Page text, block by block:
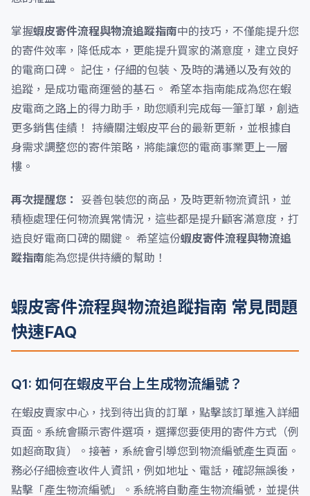
掌握蝦皮寄件流程與物流追蹤指南中的技巧，不僅能提升您
的寄件效率，降低成本，更能提升買家的滿意度，建立良好
的電商口碑。 記住，仔細的包裝、及時的溝通以及有效的
追蹤，是成功電商運營的基石。 希望本指南能成為您在蝦
皮電商之路上的得力助手，助您順利完成每一筆訂單，創造
更多銷售佳績！ 持續關注蝦皮平台的最新更新，並根據自
身需求調整您的寄件策略，將能讓您的電商事業更上一層
樓。
再次提醒您：
妥善包裝您的商品，及時更新物流資訊，並
積極處理任何物流異常情況，這些都是提升顧客滿意度，打
造良好電商口碑的關鍵。 希望這份蝦皮寄件流程與物流追
蹤指南能為您提供持續的幫助！
蝦皮寄件流程與物流追蹤指南 常見問題
快速FAQ
Q1: 如何在蝦皮平台上生成物流編號？
在蝦皮賣家中心，找到待出貨的訂單，點擊該訂單進入詳細
頁面。系統會顯示寄件選項，選擇您要使用的寄件方式（例
如超商取貨）。接著，系統會引導您到物流編號產生頁面。
務必仔細檢查收件人資訊，例如地址、電話，確認無誤後，
點擊「產生物流編號」。系統將自動產生物流編號，並提供